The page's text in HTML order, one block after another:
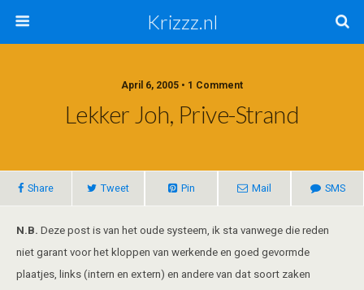
Krizzz.nl
April 6, 2005 • 1 Comment
Lekker Joh, Prive-Strand
Share Tweet Pin Mail SMS
N.B. Deze post is van het oude systeem, ik sta vanwege die reden
niet garant voor het kloppen van werkende en goed gevormde
plaatjes, links (intern en extern) en andere van dat soort zaken